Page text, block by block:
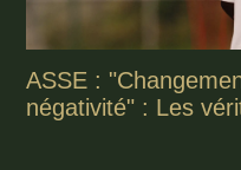
ASSE :
négativité" : Les